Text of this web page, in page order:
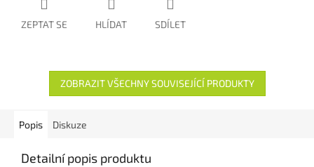
ZEPTAT SE HLÍDAT SDÍLET
ZOBRAZIT VŠECHNY SOUVISEJÍCÍ PRODUKTY
Popis Diskuze
Detailní popis produktu